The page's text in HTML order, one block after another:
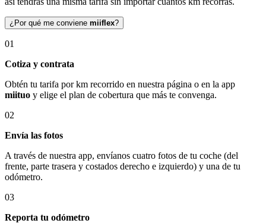
¿Por qué me conviene miiflex?
01
Cotiza y contrata
Obtén tu tarifa por km recorrido en nuestra página o en la app
miituo y elige el plan de cobertura que más te convenga.
02
Envía las fotos
A través de nuestra app, envíanos cuatro fotos de tu coche (del
frente, parte trasera y costados derecho e izquierdo) y una de tu
odómetro.
03
Reporta tu odómetro